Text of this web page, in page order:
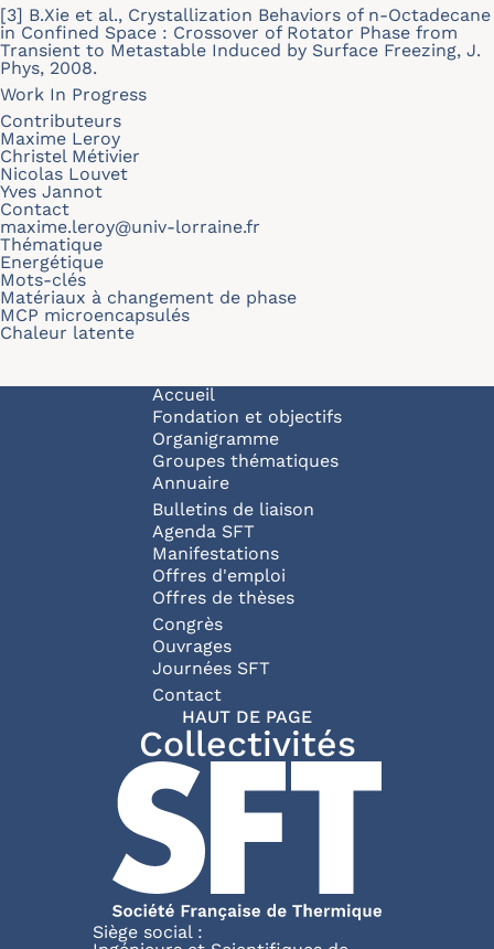
[3] B.Xie et al., Crystallization Behaviors of n-Octadecane
in Confined Space : Crossover of Rotator Phase from
Transient to Metastable Induced by Surface Freezing, J.
Phys, 2008.
Work In Progress
Contributeurs
Maxime Leroy
Christel Métivier
Nicolas Louvet
Yves Jannot
Contact
maxime.leroy@univ-lorraine.fr
Thématique
Energétique
Mots-clés
Matériaux à changement de phase
MCP microencapsulés
Chaleur latente
Navigation principale
Accueil
Fondation et objectifs
Organigramme
Groupes thématiques
Annuaire
Bulletins de liaison
Agenda SFT
Manifestations
Offres d'emploi
Offres de thèses
Congrès
Ouvrages
Journées SFT
Pied de page
Contact
HAUT DE PAGE
Collectivités
Siège social :